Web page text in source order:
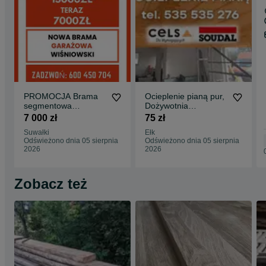
PROMOCJA Brama
segmentowa
WIŚNIOWSKI UNI
automatyczna
7 000 zł
Suwałki
Odświeżono dnia 05 sierpnia
2026
Ocieplenie pianą pur,
Dożywotnia
gwarancja,
75 zł
Ełk
Odświeżono dnia 05 sierpnia
2026
Zobacz też